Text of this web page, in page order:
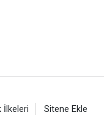
İlkeleri Sitene Ekle